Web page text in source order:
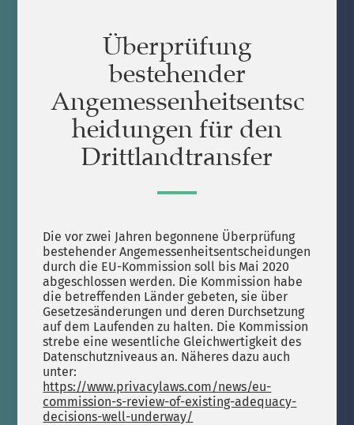
Überprüfung
bestehender
Angemessenheitsentsc
heidungen für den
Drittlandtransfer
Die vor zwei Jahren begonnene Überprüfung
bestehender Angemessenheitsentscheidungen
durch die EU-Kommission soll bis Mai 2020
abgeschlossen werden. Die Kommission habe
die betreffenden Länder gebeten, sie über
Gesetzesänderungen und deren Durchsetzung
auf dem Laufenden zu halten. Die Kommission
strebe eine wesentliche Gleichwertigkeit des
Datenschutzniveaus an. Näheres dazu auch
unter:
https://www.privacylaws.com/news/eu-
commission-s-review-of-existing-adequacy-
decisions-well-underway/